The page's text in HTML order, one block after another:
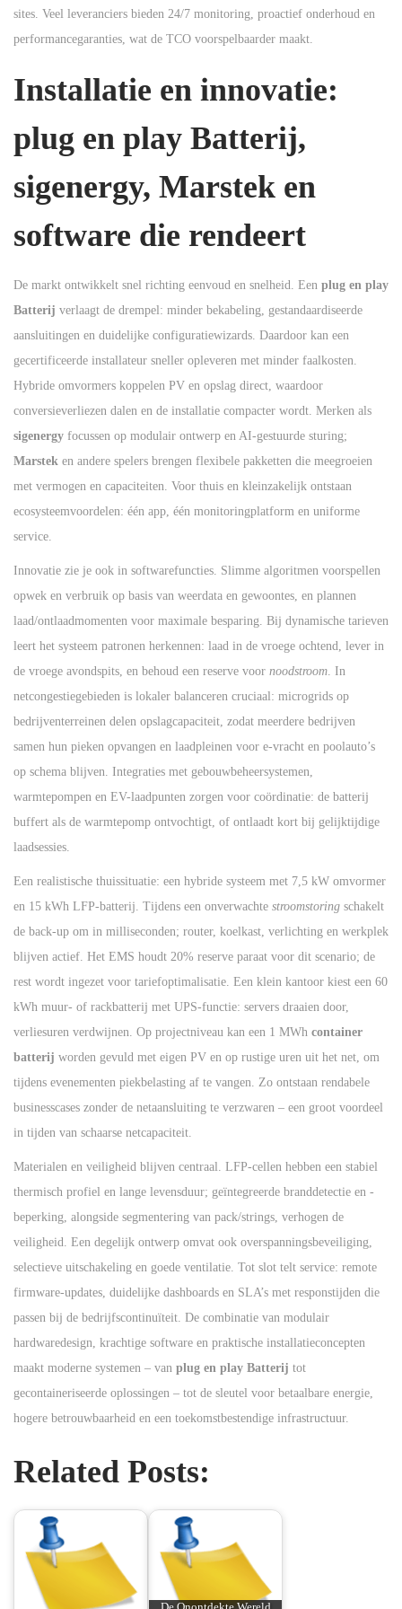
sites. Veel leveranciers bieden 24/7 monitoring, proactief onderhoud en
performancegaranties, wat de TCO voorspelbaarder maakt.
Installatie en innovatie:
plug en play Batterij,
sigenergy, Marstek en
software die rendeert
De markt ontwikkelt snel richting eenvoud en snelheid. Een plug en play
Batterij verlaagt de drempel: minder bekabeling, gestandaardiseerde
aansluitingen en duidelijke configuratiewizards. Daardoor kan een
gecertificeerde installateur sneller opleveren met minder faalkosten.
Hybride omvormers koppelen PV en opslag direct, waardoor
conversieverliezen dalen en de installatie compacter wordt. Merken als
sigenergy focussen op modulair ontwerp en AI-gestuurde sturing;
Marstek en andere spelers brengen flexibele pakketten die meegroeien
met vermogen en capaciteiten. Voor thuis en kleinzakelijk ontstaan
ecosysteemvoordelen: één app, één monitoringplatform en uniforme
service.
Innovatie zie je ook in softwarefuncties. Slimme algoritmen voorspellen
opwek en verbruik op basis van weerdata en gewoontes, en plannen
laad/ontlaadmomenten voor maximale besparing. Bij dynamische tarieven
leert het systeem patronen herkennen: laad in de vroege ochtend, lever in
de vroege avondspits, en behoud een reserve voor noodstroom. In
netcongestiegebieden is lokaler balanceren cruciaal: microgrids op
bedrijventerreinen delen opslagcapaciteit, zodat meerdere bedrijven
samen hun pieken opvangen en laadpleinen voor e-vracht en poolauto’s
op schema blijven. Integraties met gebouwbeheersystemen,
warmtepompen en EV-laadpunten zorgen voor coördinatie: de batterij
buffert als de warmtepomp ontvochtigt, of ontlaadt kort bij gelijktijdige
laadsessies.
Een realistische thuissituatie: een hybride systeem met 7,5 kW omvormer
en 15 kWh LFP-batterij. Tijdens een onverwachte stroomstoring schakelt
de back-up om in milliseconden; router, koelkast, verlichting en werkplek
blijven actief. Het EMS houdt 20% reserve paraat voor dit scenario; de
rest wordt ingezet voor tariefoptimalisatie. Een klein kantoor kiest een 60
kWh muur- of rackbatterij met UPS-functie: servers draaien door,
verliesuren verdwijnen. Op projectniveau kan een 1 MWh container
batterij worden gevuld met eigen PV en op rustige uren uit het net, om
tijdens evenementen piekbelasting af te vangen. Zo ontstaan rendabele
businesscases zonder de netaansluiting te verzwaren – een groot voordeel
in tijden van schaarse netcapaciteit.
Materialen en veiligheid blijven centraal. LFP-cellen hebben een stabiel
thermisch profiel en lange levensduur; geïntegreerde branddetectie en -
beperking, alongside segmentering van pack/strings, verhogen de
veiligheid. Een degelijk ontwerp omvat ook overspanningsbeveiliging,
selectieve uitschakeling en goede ventilatie. Tot slot telt service: remote
firmware-updates, duidelijke dashboards en SLA’s met responstijden die
passen bij de bedrijfscontinuïteit. De combinatie van modulair
hardwaredesign, krachtige software en praktische installatieconcepten
maakt moderne systemen – van plug en play Batterij tot
gecontaineriseerde oplossingen – tot de sleutel voor betaalbare energie,
hogere betrouwbaarheid en een toekomstbestendige infrastructuur.
Related Posts: